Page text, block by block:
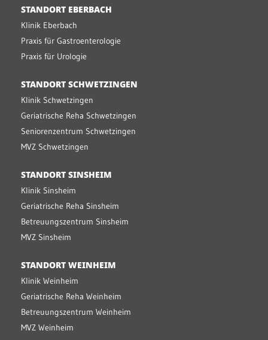
STANDORT EBERBACH
Klinik Eberbach
Praxis für Gastroenterologie
Praxis für Urologie
STANDORT SCHWETZINGEN
Klinik Schwetzingen
Geriatrische Reha Schwetzingen
Seniorenzentrum Schwetzingen
MVZ Schwetzingen
STANDORT SINSHEIM
Klinik Sinsheim
Geriatrische Reha Sinsheim
Betreuungszentrum Sinsheim
MVZ Sinsheim
STANDORT WEINHEIM
Klinik Weinheim
Geriatrische Reha Weinheim
Betreuungszentrum Weinheim
MVZ Weinheim